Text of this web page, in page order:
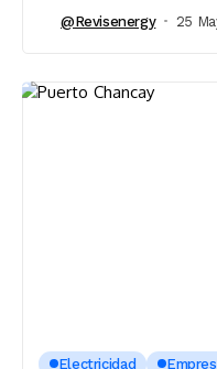
@revisenergy 25
Electricidad